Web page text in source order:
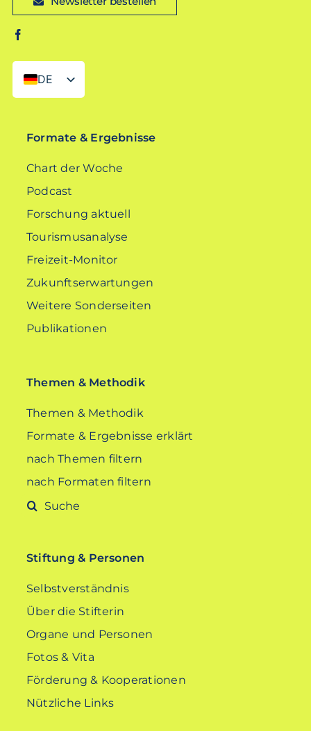
DE
EN
Formate & Ergebnisse
Chart der Woche
Podcast
Forschung aktuell
Tourismusanalyse
Freizeit-Monitor
Zukunftserwartungen
Weitere Sonderseiten
Publikationen
Themen & Methodik
Themen & Methodik
Formate & Ergebnisse erklärt
nach Themen filtern
nach Formaten filtern
Suche
Stiftung & Personen
Selbstverständnis
Über die Stifterin
Organe und Personen
Fotos & Vita
Förderung & Kooperationen
Nützliche Links